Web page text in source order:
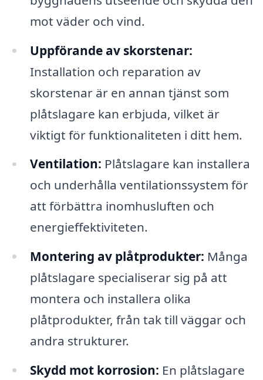
mot väder och vind.
Uppförande av skorstenar:
Installation och reparation av
skorstenar är en annan tjänst som
plåtslagare kan erbjuda, vilket är
viktigt för funktionaliteten i ditt hem.
Ventilation: Plåtslagare kan installera
och underhålla ventilationssystem för
att förbättra inomhusluften och
energieffektiviteten.
Montering av plåtprodukter: Många
plåtslagare specialiserar sig på att
montera och installera olika
plåtprodukter, från tak till väggar och
andra strukturer.
Skydd mot korrosion: En plåtslagare